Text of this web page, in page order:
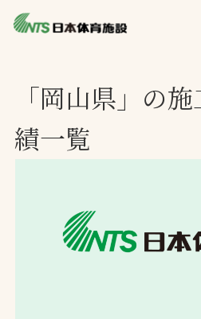
ニュース
プレスリリース
施工・管理実績一覧
「岡山県」の
績一覧